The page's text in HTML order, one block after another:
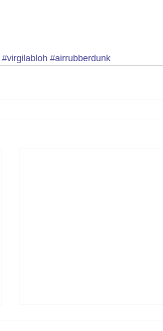
#virgilabloh #airrubberdunk